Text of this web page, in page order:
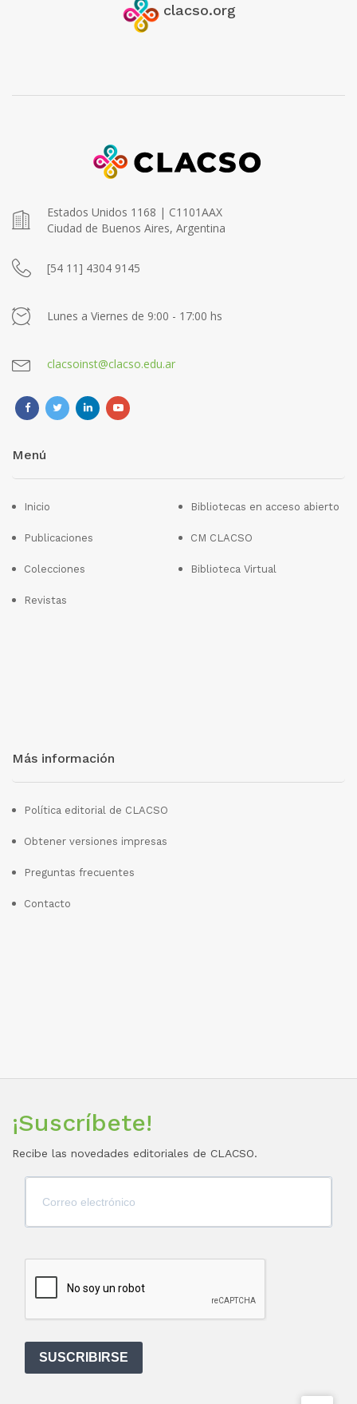
clacso.org
Estados Unidos 1168 | C1101AAX
Ciudad de Buenos Aires, Argentina
[54 11] 4304 9145
Lunes a Viernes de 9:00 - 17:00 hs
clacsoinst@clacso.edu.ar
Menú
Inicio
Publicaciones
Colecciones
Revistas
Bibliotecas en acceso abierto
CM CLACSO
Biblioteca Virtual
Más información
Política editorial de CLACSO
Obtener versiones impresas
Preguntas frecuentes
Contacto
¡Suscríbete!
Recibe las novedades editoriales de CLACSO.
SUSCRIBIRSE